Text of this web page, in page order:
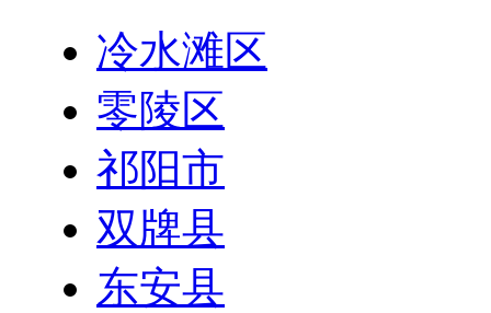
冷水滩区
零陵区
祁阳市
双牌县
东安县